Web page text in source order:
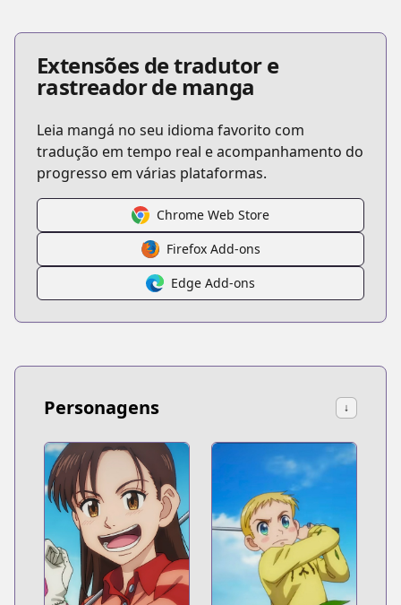
Extensões de tradutor e
rastreador de manga
Leia mangá no seu idioma favorito com
tradução em tempo real e acompanhamento do
progresso em várias plataformas.
Chrome Web Store
Firefox Add-ons
Edge Add-ons
Personagens ↓